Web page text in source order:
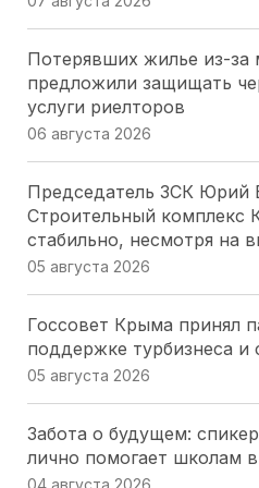
Потерявших жилье из-за
предложили защищать
услуги риелторов
06 августа 2026
Председатель ЗСК Юрий
Строительный комплекс
стабильно, несмотря на
05 августа 2026
Госсовет Крыма принял
поддержке турбизнеса
05 августа 2026
Забота о будущем:
лично помогает школам
04 августа 2026